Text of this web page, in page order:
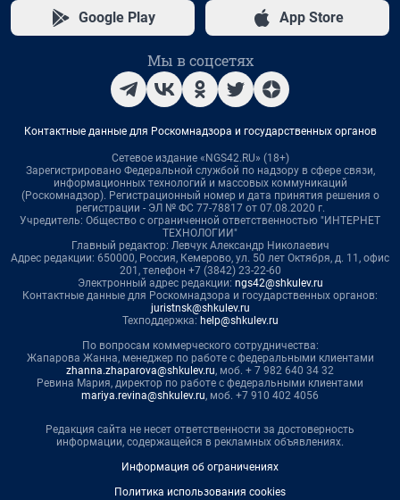
Google Play App Store
Мы в соцсетях
Контактные данные для Роскомнадзора и государственных органов
Сетевое издание «NGS42.RU» (18+)
Зарегистрировано Федеральной службой по надзору в сфере связи,
информационных технологий и массовых коммуникаций
(Роскомнадзор). Регистрационный номер и дата принятия решения о
регистрации - ЭЛ № ФС 77-78817 от 07.08.2020 г.
Учредитель: Общество с ограниченной ответственностью "ИНТЕРНЕТ
ТЕХНОЛОГИИ"
Главный редактор: Левчук Александр Николаевич
Адрес редакции: 650000, Россия, Кемерово, ул. 50 лет Октября, д. 11, офис
201, телефон +7 (3842) 23-22-60
Электронный адрес редакции: ngs42@shkulev.ru
Контактные данные для Роскомнадзора и государственных органов:
juristnsk@shkulev.ru
Техподдержка: help@shkulev.ru
По вопросам коммерческого сотрудничества:
Жапарова Жанна, менеджер по работе с федеральными клиентами
zhanna.zhaparova@shkulev.ru, моб. + 7 982 640 34 32
Ревина Мария, директор по работе с федеральными клиентами
mariya.revina@shkulev.ru, моб. +7 910 402 4056
Редакция сайта не несет ответственности за достоверность
информации, содержащейся в рекламных объявлениях.
Информация об ограничениях
Политика использования cookies